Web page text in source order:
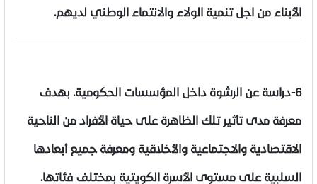
الأبناء من اجل تنمية الولاء والانتماء الوطني لديهم.
6-دراسة عن الرشوة داخل المؤسسات الحكومية. بهدف
معرفة مدى تأثير تلك الظاهرة على حياة الأفراد من الناحية
الاقتصادية والاجتماعية والأخلاقية ومعرفة جميع أبعادها
السلبية على مستوى الأسرة الكويتية بمختلف فئاتها.